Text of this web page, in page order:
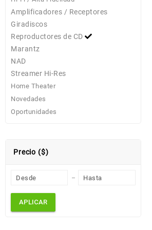
Amplificadores / Receptores
Giradiscos
Reproductores de CD
Marantz
NAD
Streamer Hi-Res
Home Theater
Novedades
Oportunidades
Precio ($)
APLICAR